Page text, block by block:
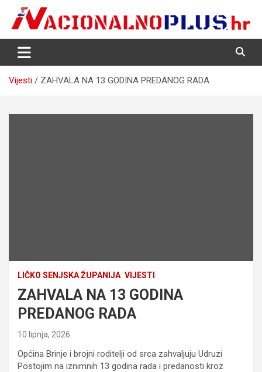
content
NacionalnoPlus.hr
Nacija želi znati više
Vijesti ZAHVALA NA 13 GODINA PREDANOG RADA
LIČKO SENJSKA ŽUPANIJA VIJESTI
ZAHVALA NA 13 GODINA
PREDANOG RADA
10 lipnja, 2026
Općina Brinje i brojni roditelji od srca zahvaljuju Udruzi
Postojim na iznimnih 13 godina rada i predanosti kroz